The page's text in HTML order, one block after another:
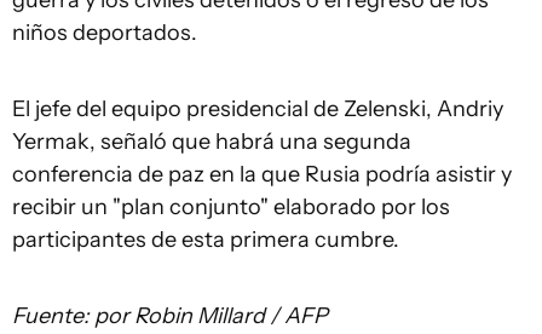
niños deportados.
El jefe del equipo presidencial de Zelenski, Andriy
Yermak, señaló que habrá una segunda
conferencia de paz en la que Rusia podría asistir y
recibir un "plan conjunto" elaborado por los
participantes de esta primera cumbre.
Fuente: por Robin Millard / AFP